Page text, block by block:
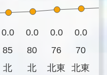
0.0 0.0 0.0 0.0
85 80 76 70
北 北 北東 北東